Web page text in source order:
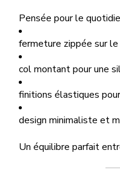
Pensée pour le
fermeture zippée sur
col montant pour une
finitions élastiques
design minimaliste et
Un équilibre parfait